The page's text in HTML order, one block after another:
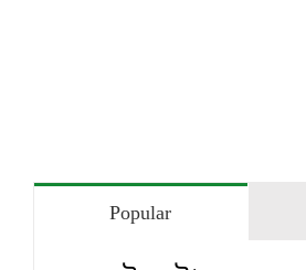
Popular